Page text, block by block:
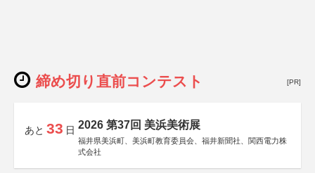
締め切り直前コンテスト [PR]
あと 33 日 2026 第37回 美浜美術展
福井県美浜町、美浜町教育委員会、福井新聞社、関西電力株
式会社